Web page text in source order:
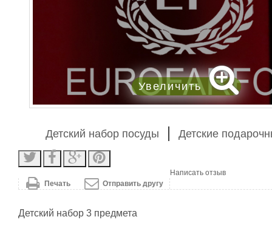
Увеличить
Детский набор посуды Детские
Отправить другу
Печать
Написать отзыв
Детский набор 3 предмета